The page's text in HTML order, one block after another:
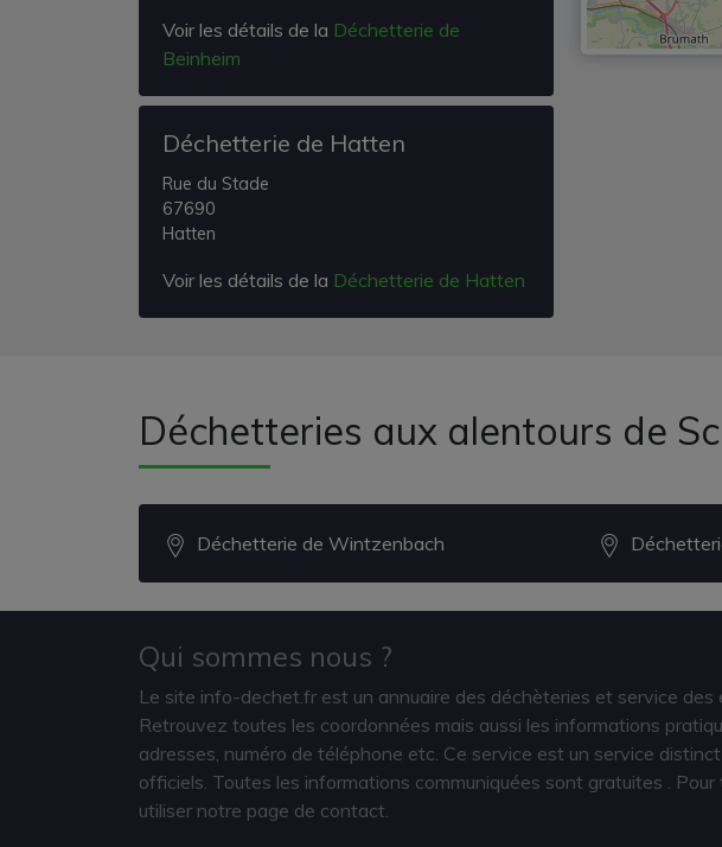
Voir les détails de la Déchetterie de
Beinheim
Déchetterie de Hatten
Rue du Stade
67690
Hatten
Voir les détails de la Déchetterie de Hatten
Déchetteries aux alentours de
Déchetterie de Wintzenbach
Qui sommes nous ?
Le site info-dechet.fr est un annuaire des déchèteries et service des
Retrouvez toutes les coordonnées mais aussi les informations
adresses, numéro de téléphone etc. Ce service est un service
officiels. Toutes les informations communiquées sont gratuites .
utiliser notre page de contact.